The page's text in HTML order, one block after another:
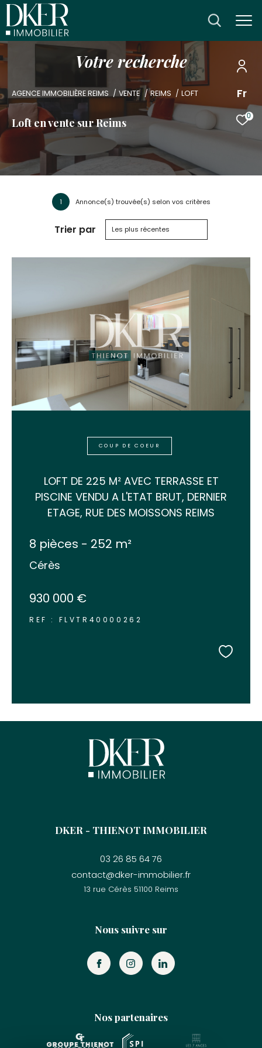
Fr
0
Votre recherche
AGENCE IMMOBILIÈRE REIMS VENTE REIMS LOFT
Loft en vente sur Reims
1 Annonce(s) trouvée(s) selon vos critères
Trier par Les plus récentes
COUP DE COEUR
LOFT DE 225 M² AVEC TERRASSE ET
PISCINE VENDU A L'ETAT BRUT, DERNIER
ETAGE, RUE DES MOISSONS REIMS
8 pièces - 252 m²
Cérès
930 000 €
REF : FLVTR40000262
DKER - THIENOT IMMOBILIER
03 26 85 64 76
contact@dker-immobilier.fr
13 rue Cérès 51100 reims
Nous suivre sur
Nos partenaires